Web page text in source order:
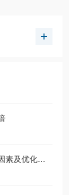
告别频繁更换：全面解析筛网寿命影响因素及优化方案